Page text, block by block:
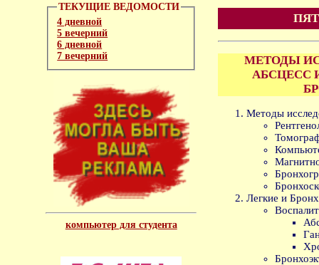
ТЕКУЩИЕ ВЕДОМОСТИ
4 дневной
5 вечерний
6 дневной
7 вечерний
компьютер для студента
МЕТОДЫ
АБСЦЕСС
Методы
Легкие и